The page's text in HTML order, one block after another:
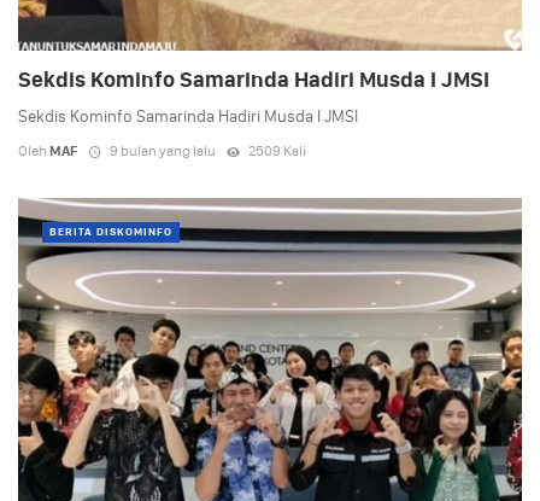
Sekdis Kominfo Samarinda Hadiri Musda I JMSI
Sekdis Kominfo Samarinda Hadiri Musda I JMSI
Oleh MAF 9 bulan yang lalu 2509 Kali
BERITA DISKOMINFO